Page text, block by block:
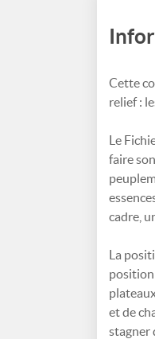
Cette
relief :
Le
faire
cadre,
La
et de
stagner